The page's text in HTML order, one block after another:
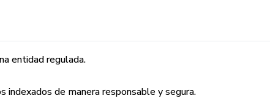
entidad regulada.
de manera responsable y segura.